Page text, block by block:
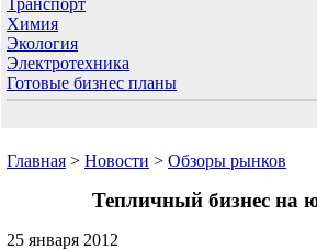
Транспорт
Химия
Экология
Электротехника
Готовые бизнес планы
Главная > Новости > Обзоры рынков
Тепличный бизнес на
25 января 2012